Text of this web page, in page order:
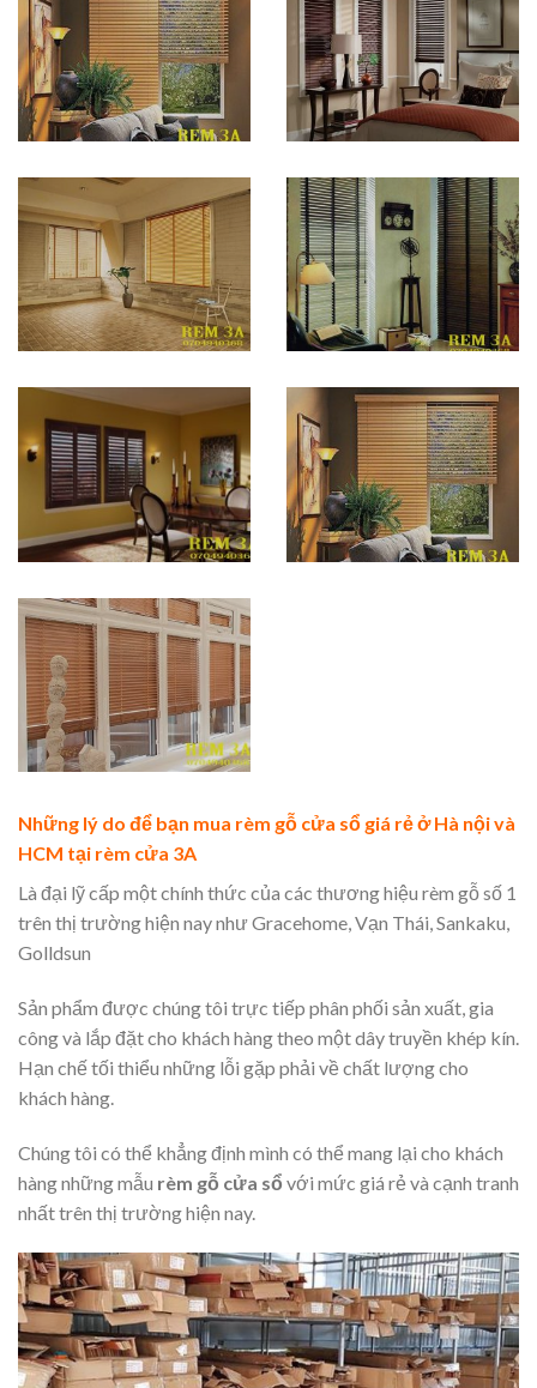
Những lý do để bạn mua rèm gỗ cửa sổ giá rẻ ở Hà nội và
HCM tại rèm cửa 3A
Là đại lỹ cấp một chính thức của các thương hiệu rèm gỗ số 1
trên thị trường hiện nay như Gracehome, Vạn Thái, Sankaku,
Golldsun
Sản phẩm được chúng tôi trực tiếp phân phối sản xuất, gia
công và lắp đặt cho khách hàng theo một dây truyền khép kín.
Hạn chế tối thiểu những lỗi gặp phải về chất lượng cho
khách hàng.
Chúng tôi có thể khẳng định mình có thể mang lại cho khách
hàng những mẫu rèm gỗ cửa sổ với mức giá rẻ và cạnh tranh
nhất trên thị trường hiện nay.